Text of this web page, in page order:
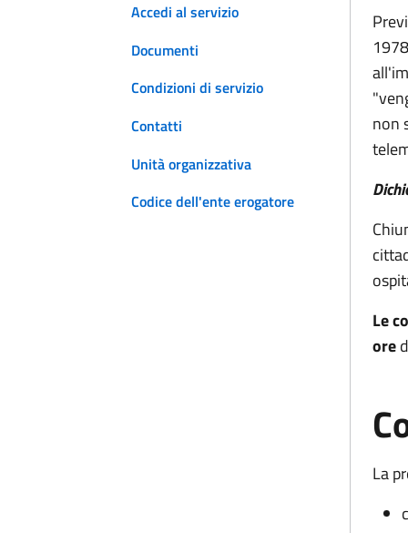
Accedi al servizio
Documenti
Condizioni di servizio
Contatti
Unità organizzativa
Codice dell'ente erogatore
non
Le
ore
La